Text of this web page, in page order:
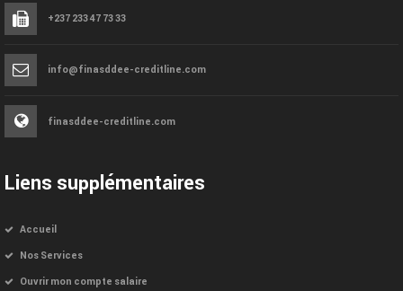
+237 233 47 73 33
info@finasddee-creditline.com
finasddee-creditline.com
Liens supplémentaires
Accueil
Nos Services
Ouvrir mon compte salaire